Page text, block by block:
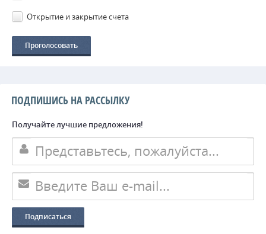
Открытие и закрытие счета
ПОДПИШИСЬ НА РАССЫЛКУ
Получайте лучшие предложения!